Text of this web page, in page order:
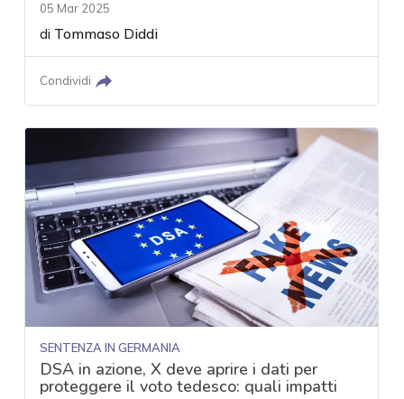
05 Mar 2025
di Tommaso Diddi
Condividi
SENTENZA IN GERMANIA
DSA in azione, X deve aprire i dati per
proteggere il voto tedesco: quali impatti